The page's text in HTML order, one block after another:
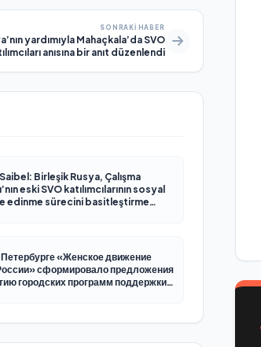
SONRAKI HABER
yardımıyla Mahaçkala’da SVO
anısına bir anıt düzenlendi
Birleşik Rusya, Çalışma
eski SVO katılımcılarının sosyal
edinme sürecini basitleştirme
«Женское движение
сформировало предложения
городских программ поддержки